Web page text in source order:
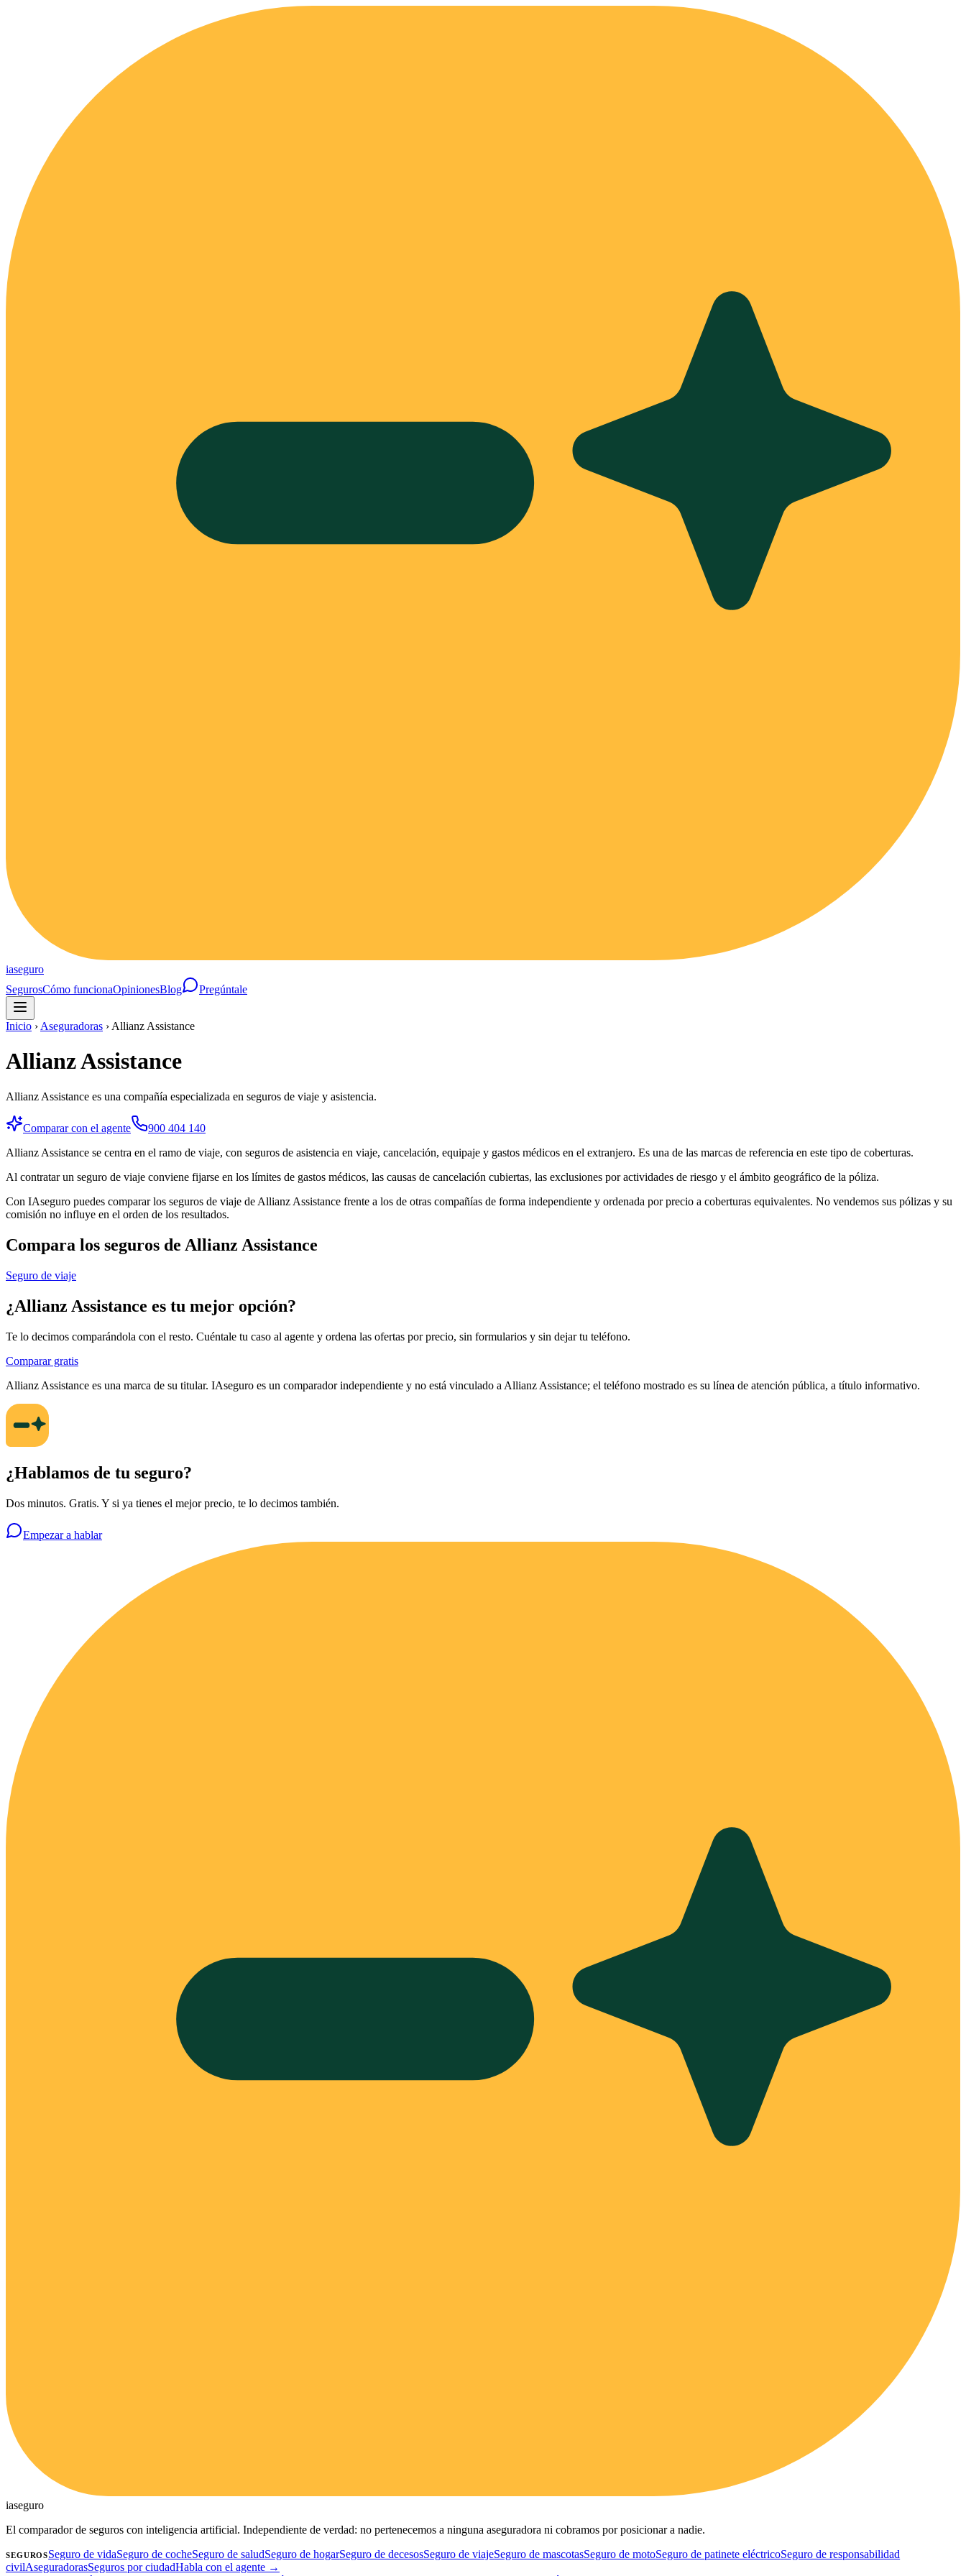
iaseguro
SegurosCómo funcionaOpinionesBlog Pregúntale
Inicio › Aseguradoras › Allianz Assistance
Allianz Assistance
Allianz Assistance es una compañía especializada en seguros de viaje y asistencia.
Comparar con el agente
900 404 140
Allianz Assistance se centra en el ramo de viaje, con seguros de asistencia en viaje, cancelación, equipaje y gastos médicos en el extranjero. Es una de las marcas de referencia en este tipo de coberturas.
Al contratar un seguro de viaje conviene fijarse en los límites de gastos médicos, las causas de cancelación cubiertas, las exclusiones por actividades de riesgo y el ámbito geográfico de la póliza.
Con IAseguro puedes comparar los seguros de viaje de Allianz Assistance frente a los de otras compañías de forma independiente y ordenada por precio a coberturas equivalentes. No vendemos sus pólizas y su
comisión no influye en el orden de los resultados.
Compara los seguros de Allianz Assistance
Seguro de viaje
¿Allianz Assistance es tu mejor opción?
Te lo decimos comparándola con el resto. Cuéntale tu caso al agente y ordena las ofertas por precio, sin formularios y sin dejar tu teléfono.
Comparar gratis
Allianz Assistance es una marca de su titular. IAseguro es un comparador independiente y no está vinculado a Allianz Assistance; el teléfono mostrado es su línea de atención pública, a título informativo.
¿Hablamos de tu seguro?
Dos minutos. Gratis. Y si ya tienes el mejor precio, te lo decimos también.
Empezar a hablar
iaseguro
El comparador de seguros con inteligencia artificial. Independiente de verdad: no pertenecemos a ninguna aseguradora ni cobramos por posicionar a nadie.
SEGUROSSeguro de vidaSeguro de cocheSeguro de saludSeguro de hogarSeguro de decesosSeguro de viajeSeguro de mascotasSeguro de motoSeguro de patinete eléctricoSeguro de responsabilidad
civilAseguradorasSeguros por ciudadHabla con el agente →